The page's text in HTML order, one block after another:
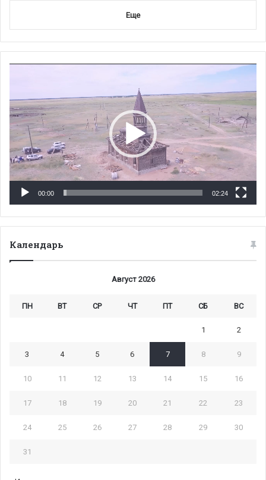
Еще
00:00 02:24
Календарь
Август 2026
ПН ВТ СР ЧТ ПТ СБ ВС
1 2
3 4 5 6 7 8 9
10 11 12 13 14 15 16
17 18 19 20 21 22 23
24 25 26 27 28 29 30
31